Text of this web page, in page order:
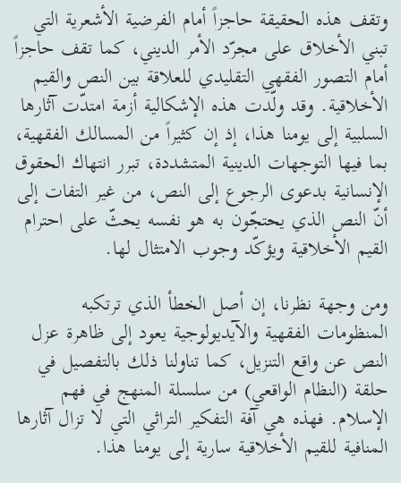
وتقف هذه الحقيقة حاجزاً أمام الفرضية الأشعرية التي
تبني الأخلاق على مجرّد الأمر الديني، كما تقف حاجزاً
أمام التصور الفقهي التقليدي للعلاقة بين النص والقيم
الأخلاقية. وقد ولّدت هذه الإشكالية أزمة امتدّت آثارها
السلبية إلى يومنا هذا، إذ إن كثيراً من المسالك الفقهية،
بما فيها التوجهات الدينية المتشددة، تبرر انتهاك الحقوق
الإنسانية بدعوى الرجوع إلى النص، من غير التفات إلى
أنّ النص الذي يحتجّون به هو نفسه يحثّ على احترام
القيم الأخلاقية ويؤكّد وجوب الامتثال لها.
ومن وجهة نظرنا، إن أصل الخطأ الذي ترتكبه
المنظومات الفقهية والآيديولوجية يعود إلى ظاهرة عزل
النص عن واقع التنزيل، كما تناولنا ذلك بالتفصيل في
حلقة (النظام الواقعي) من سلسلة المنهج في فهم
الإسلام. فهذه هي آفة التفكير التراثي التي لا تزال آثارها
المنافية للقيم الأخلاقية سارية إلى يومنا هذا.